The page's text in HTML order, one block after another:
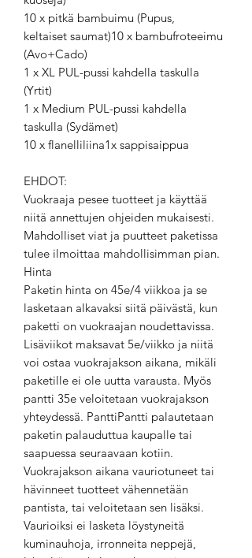
10 x pitkä bambuimu (Pupus,
keltaiset saumat)10 x bambufroteeimu
(Avo+Cado)
1 x XL PUL-pussi kahdella taskulla
(Yrtit)
1 x Medium PUL-pussi kahdella
taskulla (Sydämet)
10 x flanelliliina1x sappisaippua
EHDOT:
Vuokraaja pesee tuotteet ja käyttää
niitä annettujen ohjeiden mukaisesti.
Mahdolliset viat ja puutteet paketissa
tulee ilmoittaa mahdollisimman pian.
Hinta
Paketin hinta on 45e/4 viikkoa ja se
lasketaan alkavaksi siitä päivästä, kun
paketti on vuokraajan noudettavissa.
Lisäviikot maksavat 5e/viikko ja niitä
voi ostaa vuokrajakson aikana, mikäli
paketille ei ole uutta varausta. Myös
pantti 35e veloitetaan vuokrajakson
yhteydessä. PanttiPantti palautetaan
paketin palauduttua kaupalle tai
saapuessa seuraavaan kotiin.
Vuokrajakson aikana vauriotuneet tai
hävinneet tuotteet vähennetään
pantista, tai veloitetaan sen lisäksi.
Vaurioiksi ei lasketa löystyneitä
kuminauhoja, irronneita neppejä,